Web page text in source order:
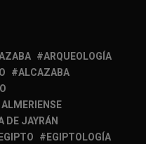
ARQUEOLOGÍA
ALCAZABA
DE JAYRÁN
EGIPTOLOGÍA